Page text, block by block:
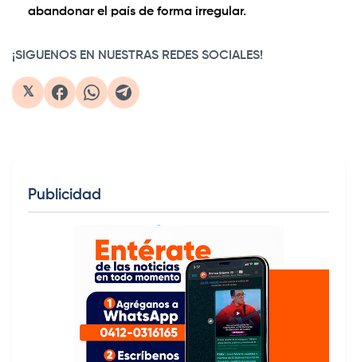
abandonar el país de forma irregular.
¡SIGUENOS EN NUESTRAS REDES SOCIALES!
𝕏
Publicidad